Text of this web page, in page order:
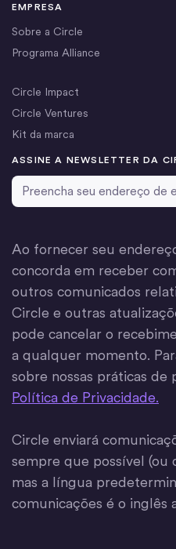
EMPRESA
Sobre a Circle
Programa Alliance
Circle Impact
Circle Ventures
Kit da marca
ASSINE A NEWSLETTER DA
Email Address
Ao fornecer seu
concorda em receber
outros comunicados
Circle e outras
pode cancelar o
a qualquer momento.
sobre nossas práticas de
Política de Privacidade.
Circle enviará
sempre que possível (ou
mas a língua
comunicações é o inglês